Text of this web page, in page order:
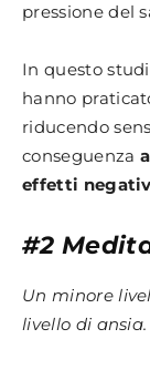
pressione del
In questo
hanno
riducendo
conseguenza
effetti
#2
Un minore
livello di ansia.